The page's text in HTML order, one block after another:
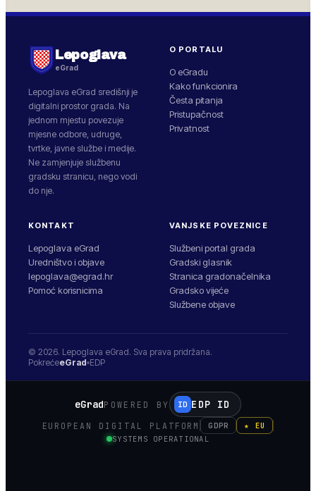
Lepoglava
eGrad
Lepoglava eGrad središnji je
digitalni prostor grada. Na
jednom mjestu povezuje
mjesne odbore, udruge,
tvrtke, javne službe i medije.
Ne zamjenjuje službenu
gradsku stranicu, nego vodi
do nje.
O PORTALU
O eGradu
Kako funkcionira
Česta pitanja
Pristupačnost
Privatnost
KONTAKT
Lepoglava eGrad
Uredništvo i objave
lepoglava@egrad.hr
Pomoć korisnicima
VANJSKE POVEZNICE
Službeni portal grada
Gradski glasnik
Stranica gradonačelnika
Gradsko vijeće
Službene objave
© 2026. Lepoglava eGrad. Sva prava pridržana.
PokrećeeGrad EDP
eGradPOWERED BY ID EDP ID
EUROPEAN DIGITAL PLATFORM GDPR
★ EU
SYSTEMS OPERATIONAL